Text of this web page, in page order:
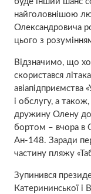
найголовнішою
Олександровича
цього з
Відзначимо, що
скористався
авіапідприємства
і обслугу, а
дружину Олену
бортом – вчора в
Ан-148. Заради
частину пляжу
Зупинився
Катерининської і